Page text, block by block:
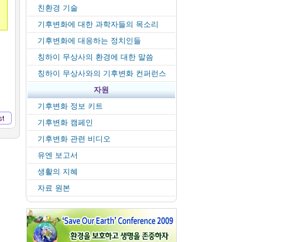
친환경 기술
기후변화에 대한 과학자들의 목소리
기후변화에 대응하는 정치인들
칭하이 무상사의 환경에 대한 말씀
칭하이 무상사와의 기후변화 컨퍼런스
자원
기후변화 정보 키트
기후변화 캠페인
기후변화 관련 비디오
유엔 보고서
생활의 지혜
자료 원본